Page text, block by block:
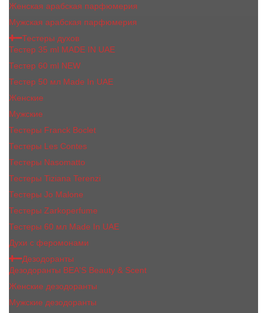
Женская арабская парфюмерия
Мужская арабская парфюмерия
Тестеры духов
Тестер 35 ml MADE IN UAE
Тестер 60 ml NEW
Тестер 50 мл Made In UAE
Женские
Мужские
Тестеры Franck Boclet
Тестеры Les Contes
Тестеры Nasomatto
Тестеры Tiziana Terenzi
Тестеры Jо Malоnе
Тестеры Zarkoperfume
Тестеры 60 мл Made In UAE
Духи с феромонами
Дезодоранты
Дезодоранты BEA'S Beauty & Scent
Женские дезодоранты
Мужские дезодоранты